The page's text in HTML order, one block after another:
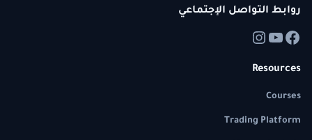
روابط التواصل الإجتماعي
Resources
Courses
Trading Platform